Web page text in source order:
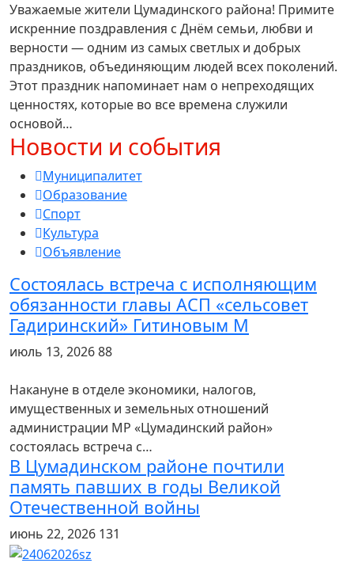
Уважаемые жители Цумадинского района! Примите
искренние поздравления с Днём семьи, любви и
верности — одним из самых светлых и добрых
праздников, объединяющим людей всех поколений.
Этот праздник напоминает нам о непреходящих
ценностях, которые во все времена служили
основой…
Новости и события
Муниципалитет
Образование
Спорт
Культура
Объявление
Состоялась встреча с исполняющим
обязанности главы АСП «сельсовет
Гадиринский» Гитиновым М
июль 13, 202688
Накануне в отделе экономики, налогов,
имущественных и земельных отношений
администрации МР «Цумадинский район»
состоялась встреча с…
В Цумадинском районе почтили
память павших в годы Великой
Отечественной войны
июнь 22, 2026 131